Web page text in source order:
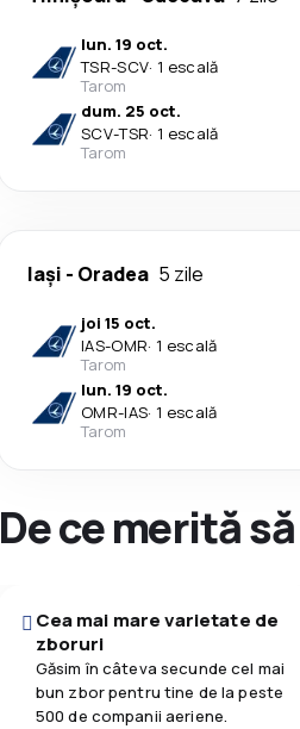
lun. 19 oct.
TSR-SCV· 1 escală
Tarom
dum. 25 oct.
SCV-TSR· 1 escală
Tarom
Iași - Oradea 5 zile
joi 15 oct.
IAS-OMR· 1 escală
Tarom
lun. 19 oct.
OMR-IAS· 1 escală
Tarom
De ce merită
Cea mai mare varietate de
zboruri
Găsim în câteva secunde cel mai
bun zbor pentru tine de la peste
500 de companii aeriene.